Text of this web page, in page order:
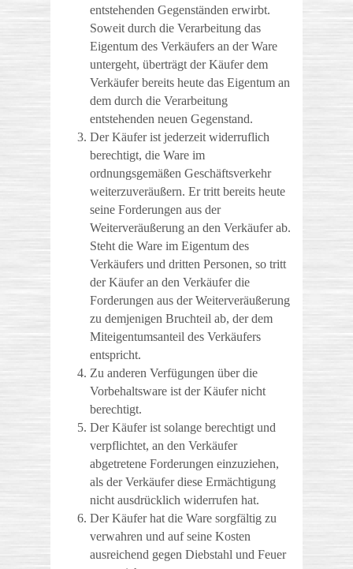
entstehenden Gegenständen erwirbt.
Soweit durch die Verarbeitung das
Eigentum des Verkäufers an der Ware
untergeht, überträgt der Käufer dem
Verkäufer bereits heute das Eigentum an
dem durch die Verarbeitung
entstehenden neuen Gegenstand.
Der Käufer ist jederzeit widerruflich
berechtigt, die Ware im
ordnungsgemäßen Geschäftsverkehr
weiterzuveräußern. Er tritt bereits heute
seine Forderungen aus der
Weiterveräußerung an den Verkäufer ab.
Steht die Ware im Eigentum des
Verkäufers und dritten Personen, so tritt
der Käufer an den Verkäufer die
Forderungen aus der Weiterveräußerung
zu demjenigen Bruchteil ab, der dem
Miteigentumsanteil des Verkäufers
entspricht.
Zu anderen Verfügungen über die
Vorbehaltsware ist der Käufer nicht
berechtigt.
Der Käufer ist solange berechtigt und
verpflichtet, an den Verkäufer
abgetretene Forderungen einzuziehen,
als der Verkäufer diese Ermächtigung
nicht ausdrücklich widerrufen hat.
Der Käufer hat die Ware sorgfältig zu
verwahren und auf seine Kosten
ausreichend gegen Diebstahl und Feuer